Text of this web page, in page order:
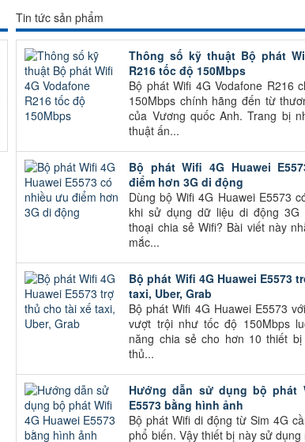
Tin tức sản phẩm
Thông số kỹ thuật Bộ phát
R216 tốc độ 150Mbps
Bộ phát Wifi 4G Vodafone R216
150Mbps chính hãng đến từ
của Vương quốc Anh. Trang bị
thuật ấn...
Bộ phát Wifi 4G Huawei
điểm hơn 3G di động
Dùng bộ Wifi 4G Huawei E5573
khi sử dụng dữ liệu di động 3G
thoại chia sẻ Wifi? Bài viết này
mắc...
Bộ phát Wifi 4G Huawei E5573
taxi, Uber, Grab
Bộ phát Wifi 4G Huawei E5573
vượt trội như tốc độ 150Mbps
năng chia sẻ cho hơn 10 thiết
thủ...
Hướng dẫn sử dụng bộ phát
E5573 bằng hình ảnh
Bộ phát Wifi di động từ Sim 4G
phổ biến. Vậy thiết bị này sử